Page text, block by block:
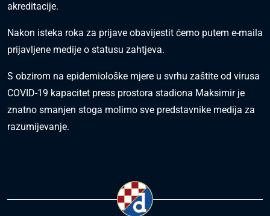
akreditacije.
Nakon isteka roka za prijave obavijestit ćemo putem e-maila
prijavljene medije o statusu zahtjeva.
S obzirom na epidemiološke mjere u svrhu zaštite od virusa
COVID-19 kapacitet press prostora stadiona Maksimir je
znatno smanjen stoga molimo sve predstavnike medija za
razumijevanje.